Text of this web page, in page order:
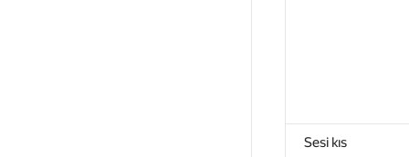
Sesi kıs